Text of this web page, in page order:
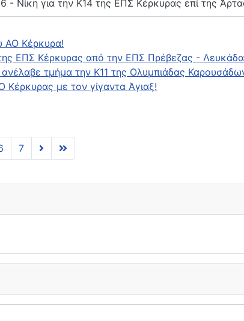
- Νίκη για την Κ14 της ΕΠΣ Κέρκυρας επί της
ΑΟ Κέρκυρα!
ΕΠΣ Κέρκυρας από την ΕΠΣ Πρέβεζας -
τμήμα την Κ11 της Ολυμπιάδας
Κέρκυρας με τον γίγαντα Άγιαξ!
7